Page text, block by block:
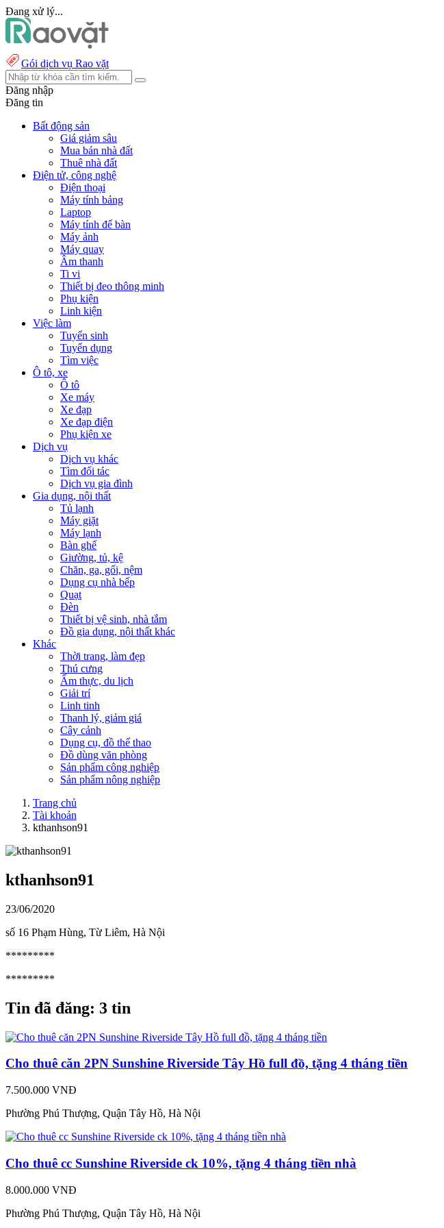
Đang xử lý...
Gói dịch vụ Rao vặt
Đăng nhập
Đăng tin
Bất động sản
Giá giảm sâu
Mua bán nhà đất
Thuê nhà đất
Điện tử, công nghệ
Điện thoại
Máy tính bảng
Laptop
Máy tính để bàn
Máy ảnh
Máy quay
Âm thanh
Ti vi
Thiết bị đeo thông minh
Phụ kiện
Linh kiện
Việc làm
Tuyển sinh
Tuyển dụng
Tìm việc
Ô tô, xe
Ô tô
Xe máy
Xe đạp
Xe đạp điện
Phụ kiện xe
Dịch vụ
Dịch vụ khác
Tìm đối tác
Dịch vụ gia đình
Gia dụng, nội thất
Tủ lạnh
Máy giặt
Máy lạnh
Bàn ghế
Giường, tủ, kệ
Chăn, ga, gối, nệm
Dụng cụ nhà bếp
Quạt
Đèn
Thiết bị vệ sinh, nhà tắm
Đồ gia dụng, nội thất khác
Khác
Thời trang, làm đẹp
Thú cưng
Ẩm thực, du lịch
Giải trí
Linh tinh
Thanh lý, giảm giá
Cây cảnh
Dụng cụ, đồ thể thao
Đồ dùng văn phòng
Sản phẩm công nghiệp
Sản phẩm nông nghiệp
Trang chủ
Tài khoản
kthanhson91
kthanhson91
23/06/2020
số 16 Phạm Hùng, Từ Liêm, Hà Nội
*********
*********
Tin đã đăng: 3 tin
Cho thuê căn 2PN Sunshine Riverside Tây Hồ full đồ, tặng 4 tháng tiền
7.500.000 VNĐ
Phường Phú Thượng, Quận Tây Hồ, Hà Nội
Cho thuê cc Sunshine Riverside ck 10%, tặng 4 tháng tiền nhà
8.000.000 VNĐ
Phường Phú Thượng, Quận Tây Hồ, Hà Nội